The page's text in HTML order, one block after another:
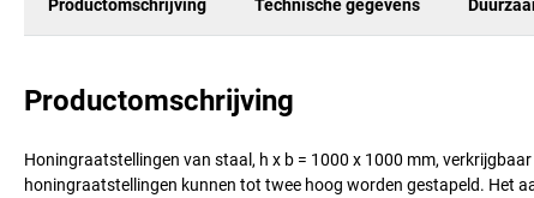
Productomschrijving Technische gegevens
Productomschrijving
Honingraatstellingen van staal, h x b = 1000 x 1000 mm,
honingraatstellingen kunnen tot twee hoog worden gestapeld. Het